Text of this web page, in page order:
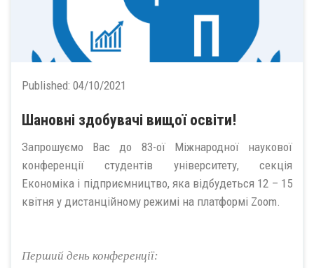
Published: 04/10/2021
Шановні здобувачі вищої освіти!
Запрошуємо Вас до 83-ої Міжнародної наукової
конференції студентів університету, секція
Економіка і підприємництво, яка відбудеться 12 – 15
квітня у дистанційному режимі на платформі Zoom.
Перший день конференції: